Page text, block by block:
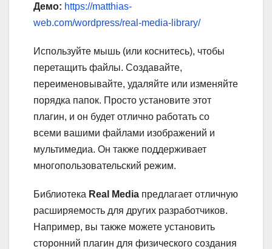
Демо: https://matthias-
web.com/wordpress/real-media-library/
Используйте мышь (или коснитесь), чтобы
перетащить файлы. Создавайте,
переименовывайте, удаляйте или изменяйте
порядка папок. Просто установите этот
плагин, и он будет отлично работать со
всеми вашими файлами изображений и
мультимедиа. Он также поддерживает
многопользовательский режим.
Библиотека Real Media предлагает отличную
расширяемость для других разработчиков.
Например, вы также можете установить
сторонний плагин для физического создания